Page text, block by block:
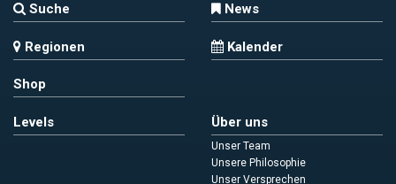
Suche News
Regionen Kalender
Shop
Levels Über uns
Unser Team
Unsere Philosophie
Unser Versprechen